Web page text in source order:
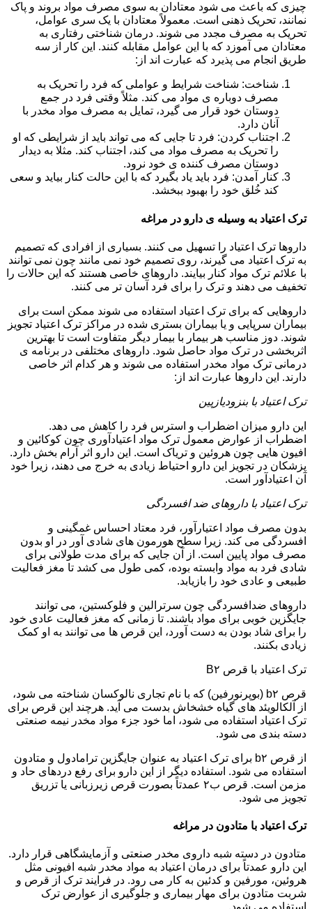
چیزی که باعث می شود معتادان به سوی مصرف مواد بروند و پاک
نمانند، تحریک ذهنی است. معمولاً معتادان با یک سری عوامل،
تحریک به مصرف مجدد می شوند. درمان شناختی رفتاری به
معتادان می آموزد که با این عوامل مقابله کنند. این کار از سه
طریق انجام می پذیرد که عبارت اند از:
شناخت: شناخت شرایط و عواملی که فرد را تحریک به
مصرف دوباره ی مواد می کند. مثلاً وقتی فرد در جمع
دوستان خود قرار می گیرد، تمایل به مصرف مواد مخدر با
آنان دارد.
اجتناب کردن: فرد تا جایی که می تواند باید از شرایطی که او
را تحریک به مصرف مواد می کند، اجتناب کند. مثلا به دیدار
دوستان مصرف کننده ی خود نرود.
کنار آمدن: فرد باید یاد بگیرد که با این حالت کنار بیاید و سعی
کند خُلق خود را بهبود ببخشد.
ترک اعتیاد به وسیله ی دارو در مراغه
داروها ترک اعتیاد را تسهیل می کنند. بسیاری از افرادی که تصمیم
به ترک اعتیاد می گیرند، روی تصمیم خود نمی مانند چون نمی توانند
با علائم ترک مواد کنار بیایند. داروهای خاصی هستند که این حالات را
تخفیف می دهند و ترک را برای فرد آسان تر می کنند.
داروهایی که برای ترک اعتیاد استفاده می شوند ممکن است برای
بیماران سرپایی و یا بیماران بستری شده در مراکز ترک اعتیاد تجویز
شوند. دوز مناسب هر بیمار با بیمار دیگر متفاوت است تا بهترین
اثربخشی در ترک مواد حاصل شود. داروهای مختلفی در برنامه ی
درمانی ترک مواد مخدر استفاده می شوند و هر کدام اثر خاصی
دارند. این داروها عبارت اند از:
ترک اعتیاد با بنزودیازپین
این دارو میزان اضطراب و استرس فرد را کاهش می دهد.
اضطراب از عوارض معمول ترک مواد اعتیادآوری چون کوکائین و
افیون هایی چون هروئین و تریاک است. این دارو اثر آرام بخش دارد.
پزشکان در تجویز این دارو احتیاط زیادی به خرج می دهند، زیرا خود
آن اعتیادآور است.
ترک اعتیاد با داروهای ضد افسردگی
بدون مصرف مواد اعتیارآور، فرد معتاد احساس غمگینی و
افسردگی می کند. زیرا سطح هورمون های شادی آور در او بدون
مصرف مواد پایین است. از آن جایی که برای مدت طولانی برای
شادی فرد به مواد وابسته بوده، کمی طول می کشد تا مغز فعالیت
طبیعی و عادی خود را بازیابد.
داروهای ضدافسردگی چون سرترالین و فلوکستین، می توانند
جایگزین خوبی برای مواد باشند. تا زمانی که مغز فعالیت عادی خود
را برای شاد بودن به دست آورد، این قرص ها می توانند به او کمک
زیادی بکنند.
ترک اعتیاد با قرص B۲
قرص b۲ (بوپرنورفین) که با نام تجاری نالوکسان شناخته می شود،
از آلکالویئد های گیاه خشخاش بدست می آید. هرچند این قرص برای
ترک اعتیاد استفاده می شود، اما خود جزء مواد مخدر نیمه صنعتی
دسته بندی می شود.
از قرص b۲ برای ترک اعتیاد به عنوان جایگزین ترامادول و متادون
استفاده می شود. استفاده دیگر از این دارو برای رفع دردهای حاد و
مزمن است. قرص ب۲ عمدتاً بصورت قرص زیرزبانی یا تزریق
تجویز می شود.
ترک اعتیاد با متادون در مراغه
متادون در دسته شبه داروی مخدر صنعتی و آزمایشگاهی قرار دارد.
این دارو عمدتاً برای درمان اعتیاد به مواد مخدر شبه افیونی مثل
هروئین، مورفین و کدئین به کار می رود. در فرایند ترک از قرص و
شربت متادون برای مهار بیماری و جلوگیری از عوارض ترک